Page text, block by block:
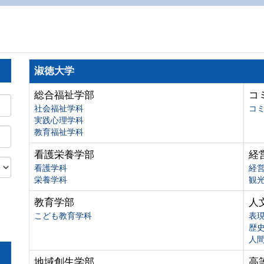
淑徳大学
総合福祉学部
社会福祉学科
実践心理学科
教育福祉学科
コ
コ
看護栄養学部
看護学科
栄養学科
経
経
観
教育学部
こども教育学科
人
表
歴
人